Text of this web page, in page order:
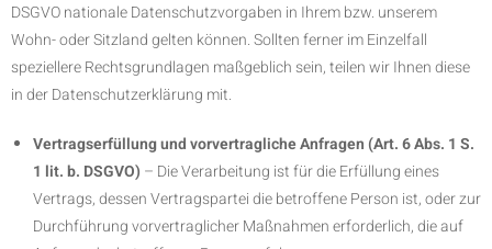
DSGVO nationale Datenschutzvorgaben in Ihrem bzw. unserem
Wohn- oder Sitzland gelten können. Sollten ferner im Einzelfall
speziellere Rechtsgrundlagen maßgeblich sein, teilen wir Ihnen diese
in der Datenschutzerklärung mit.
Vertragserfüllung und vorvertragliche Anfragen (Art. 6 Abs. 1 S.
1 lit. b. DSGVO) – Die Verarbeitung ist für die Erfüllung eines
Vertrags, dessen Vertragspartei die betroffene Person ist, oder zur
Durchführung vorvertraglicher Maßnahmen erforderlich, die auf